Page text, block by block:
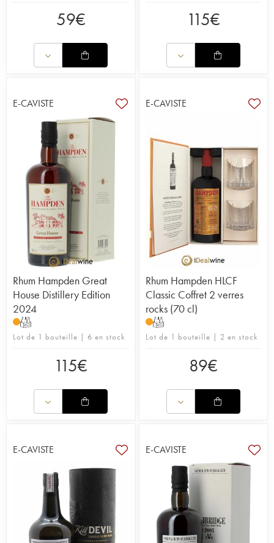
59€ 115€
E-CAVISTE
Rhum Hampden Great
House Distillery Edition
2024
T
Lot de 1 bouteille | 6 en stock
115€
E-CAVISTE
Rhum Hampden HLCF
Classic Coffret 2 verres
rocks (70 cl)
T
Lot de 1 bouteille | 2 en stock
89€
E-CAVISTE E-CAVISTE